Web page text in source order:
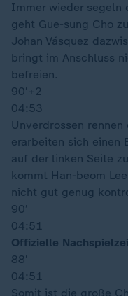
Immer wieder segeln
geht Gue-sung Cho
Johan Vásquez
bringt im Anschluss
befreien.
90′ +2
04:53
Unverdrossen rennen
erarbeiten sich einen
auf der linken Seite
kommt Han-beom
nicht gut genug
90′
04:51
Offizielle
88′
04:51
Somit ist die große